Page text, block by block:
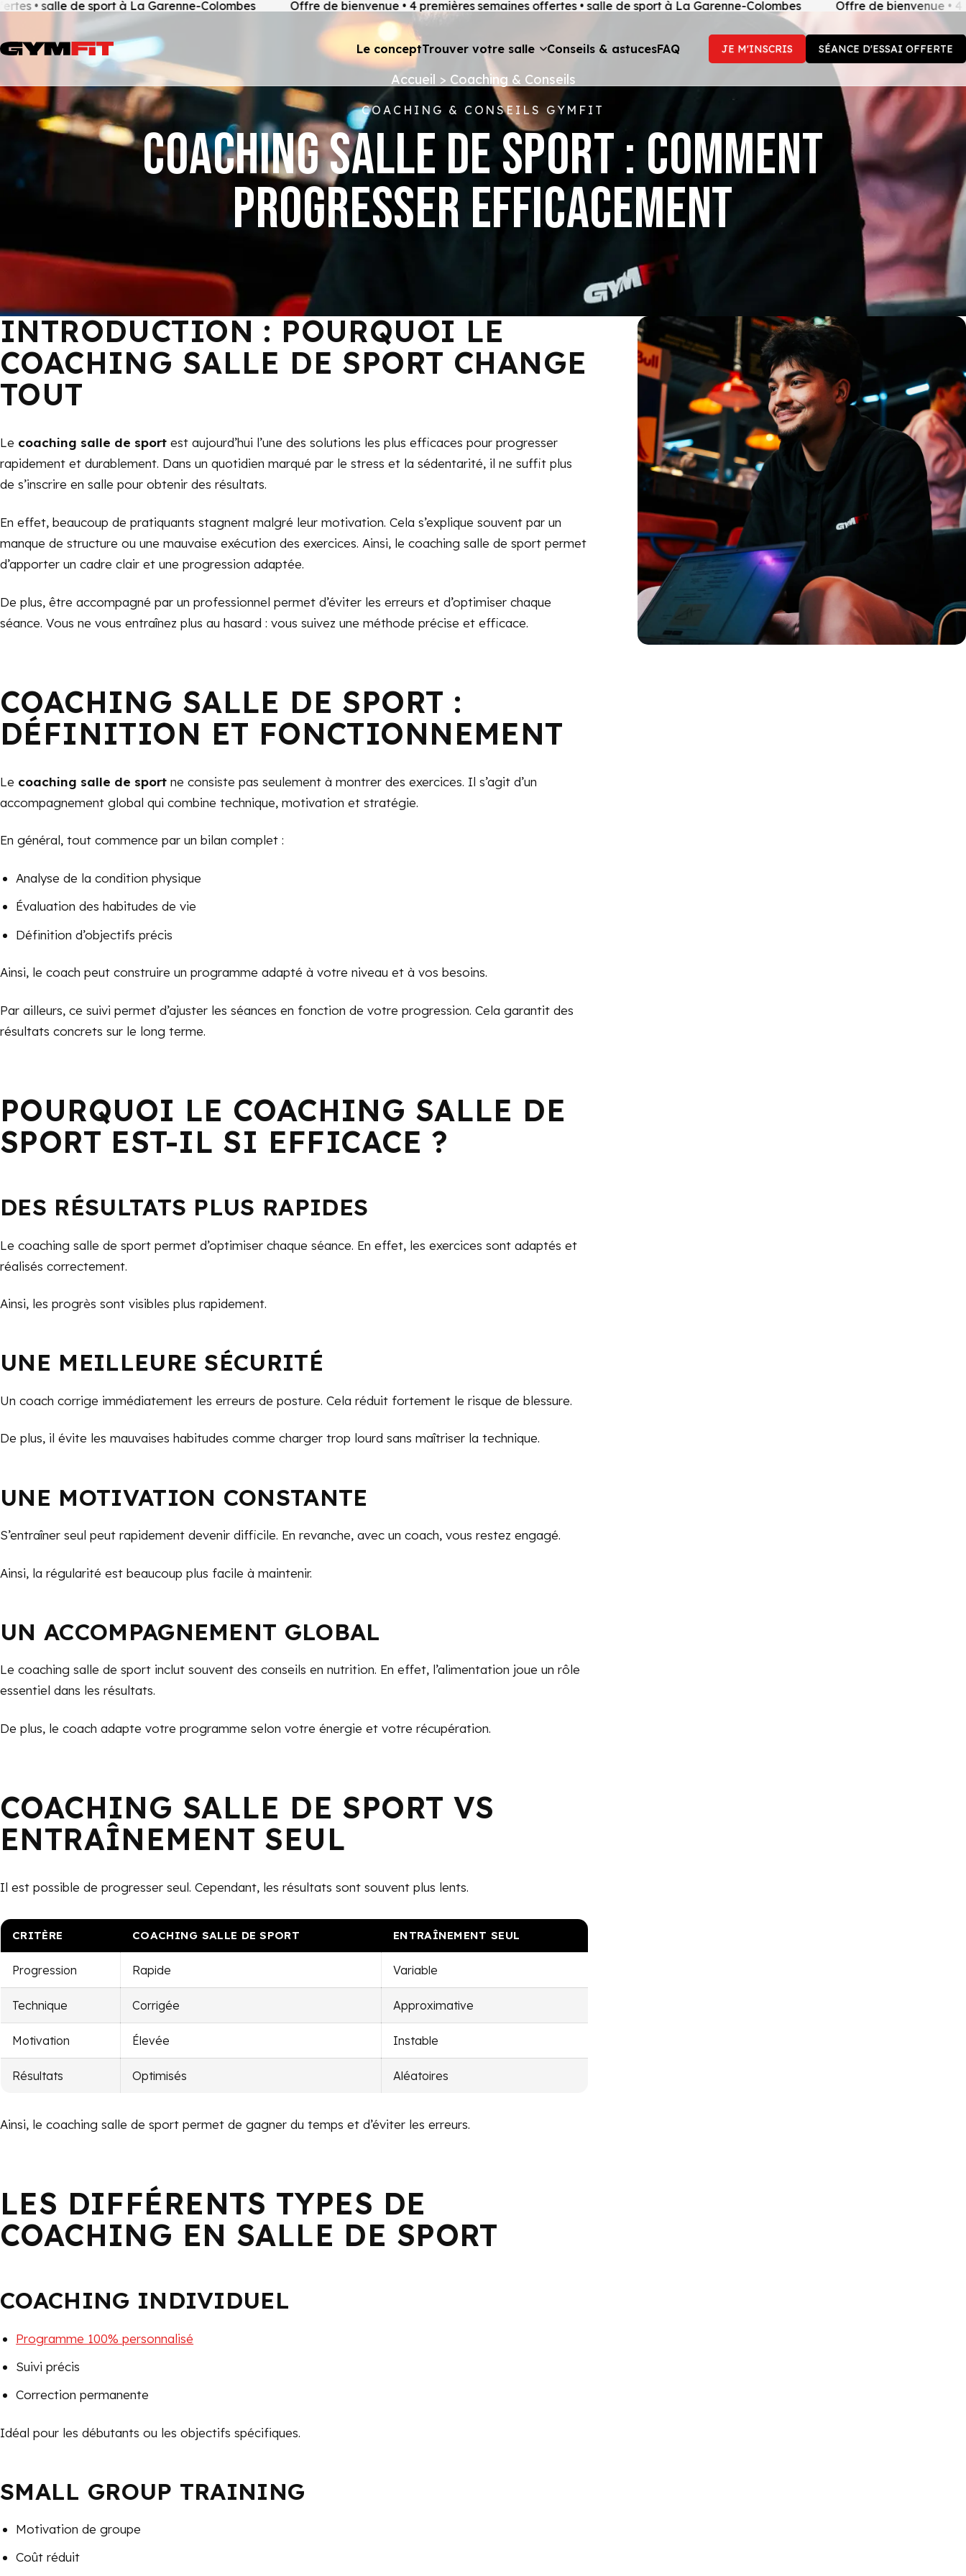
de sport à La Garenne-Colombes Offre de bienvenue • 4 premières semaines offertes • salle de sport à La Garenne-Colombes Offre de bienvenue • 4
Le conceptTrouver votre salle Conseils & astucesFAQ JE M'INSCRIS SÉANCE D'ESSAI OFFERTE
Accueil > Coaching & Conseils
COACHING & CONSEILS GYMFIT
COACHING SALLE DE SPORT : COMMENT
PROGRESSER EFFICACEMENT
INTRODUCTION : POURQUOI LE
COACHING SALLE DE SPORT CHANGE
TOUT
Le coaching salle de sport est aujourd’hui l’une des solutions les plus efficaces pour progresser
rapidement et durablement. Dans un quotidien marqué par le stress et la sédentarité, il ne suffit plus
de s’inscrire en salle pour obtenir des résultats.
En effet, beaucoup de pratiquants stagnent malgré leur motivation. Cela s’explique souvent par un
manque de structure ou une mauvaise exécution des exercices. Ainsi, le coaching salle de sport permet
d’apporter un cadre clair et une progression adaptée.
De plus, être accompagné par un professionnel permet d’éviter les erreurs et d’optimiser chaque
séance. Vous ne vous entraînez plus au hasard : vous suivez une méthode précise et efficace.
COACHING SALLE DE SPORT :
DÉFINITION ET FONCTIONNEMENT
Le coaching salle de sport ne consiste pas seulement à montrer des exercices. Il s’agit d’un
accompagnement global qui combine technique, motivation et stratégie.
En général, tout commence par un bilan complet :
Analyse de la condition physique
Évaluation des habitudes de vie
Définition d’objectifs précis
Ainsi, le coach peut construire un programme adapté à votre niveau et à vos besoins.
Par ailleurs, ce suivi permet d’ajuster les séances en fonction de votre progression. Cela garantit des
résultats concrets sur le long terme.
POURQUOI LE COACHING SALLE DE
SPORT EST-IL SI EFFICACE ?
DES RÉSULTATS PLUS RAPIDES
Le coaching salle de sport permet d’optimiser chaque séance. En effet, les exercices sont adaptés et
réalisés correctement.
Ainsi, les progrès sont visibles plus rapidement.
UNE MEILLEURE SÉCURITÉ
Un coach corrige immédiatement les erreurs de posture. Cela réduit fortement le risque de blessure.
De plus, il évite les mauvaises habitudes comme charger trop lourd sans maîtriser la technique.
UNE MOTIVATION CONSTANTE
S’entraîner seul peut rapidement devenir difficile. En revanche, avec un coach, vous restez engagé.
Ainsi, la régularité est beaucoup plus facile à maintenir.
UN ACCOMPAGNEMENT GLOBAL
Le coaching salle de sport inclut souvent des conseils en nutrition. En effet, l’alimentation joue un rôle
essentiel dans les résultats.
De plus, le coach adapte votre programme selon votre énergie et votre récupération.
COACHING SALLE DE SPORT VS
ENTRAÎNEMENT SEUL
Il est possible de progresser seul. Cependant, les résultats sont souvent plus lents.
CRITÈRE COACHING SALLE DE SPORT ENTRAÎNEMENT SEUL
Progression Rapide Variable
Technique Corrigée Approximative
Motivation Élevée Instable
Résultats Optimisés Aléatoires
Ainsi, le coaching salle de sport permet de gagner du temps et d’éviter les erreurs.
LES DIFFÉRENTS TYPES DE
COACHING EN SALLE DE SPORT
COACHING INDIVIDUEL
Programme 100% personnalisé
Suivi précis
Correction permanente
Idéal pour les débutants ou les objectifs spécifiques.
SMALL GROUP TRAINING
Motivation de groupe
Coût réduit